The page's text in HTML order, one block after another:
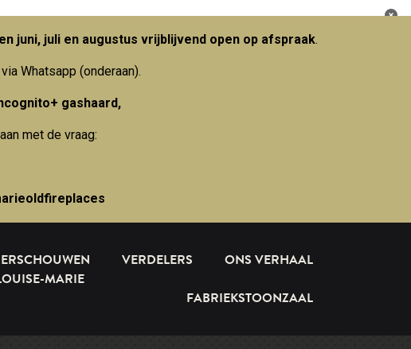
juni, juli en augustus vrijblijvend open op afspraak.
Whatsapp (onderaan).
gashaard,
met de vraag:
MARIE
VERDELERS
ONS VERHAAL
FABRIEKSTOONZAAL